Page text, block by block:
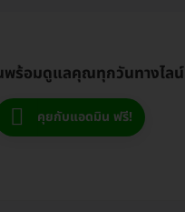
ร้อมดูแลคุณทุกวันทางไลน์
คุยกับแอดมิน ฟรี!